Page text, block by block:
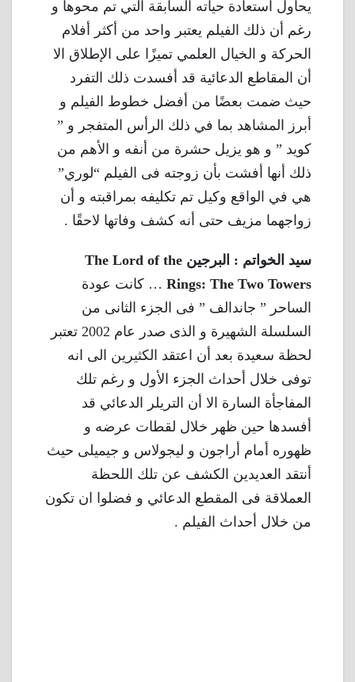
يحاول استعادة حياته السابقة التي تم محوها و
رغم أن ذلك الفيلم يعتبر واحد من أكثر أفلام
الحركة و الخيال العلمي تميزًا على الإطلاق الا
أن المقاطع الدعائية قد أفسدت ذلك التفرد
حيث ضمت بعضًا من أفضل خطوط الفيلم و
أبرز المشاهد بما في ذلك الرأس المتفجر و ”
كويد ” و هو يزيل حشرة من أنفه و الأهم من
ذلك أنها أفشت بأن زوجته فى الفيلم “لوري”
هي في الواقع وكيل تم تكليفه بمراقبته و أن
زواجهما مزيف حتى أنه كشف وفاتها لاحقًا .
سيد الخواتم : البرجين The Lord of the
Rings: The Two Towers … كانت عودة
الساحر ” جاندالف ” فى الجزء الثانى من
السلسلة الشهيرة و الذى صدر عام 2002 تعتبر
لحظة سعيدة بعد أن اعتقد الكثيرين الى انه
توفى خلال أحداث الجزء الأول و رغم تلك
المفاجأة السارة الا أن التريلر الدعائي قد
أفسدها حين ظهر خلال لقطات عرضه و
ظهوره أمام أراجون و ليجولاس و جيميلى حيث
أنتقد العديدين الكشف عن تلك اللحظة
العملاقة فى المقطع الدعائي و فضلوا ان تكون
من خلال أحداث الفيلم .